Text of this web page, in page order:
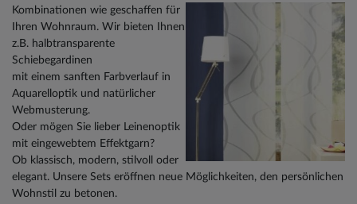
Kombinationen wie geschaffen für
Ihren Wohnraum. Wir bieten Ihnen
z.B. halbtransparente
Schiebegardinen
mit einem sanften Farbverlauf in
Aquarelloptik und natürlicher
Webmusterung.
Oder mögen Sie lieber Leinenoptik
mit eingewebtem Effektgarn?
Ob klassisch, modern, stilvoll oder
elegant. Unsere Sets eröffnen neue Möglichkeiten, den persönlichen
Wohnstil zu betonen.